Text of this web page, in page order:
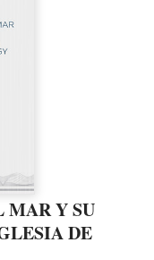
MAR Y SU
DE